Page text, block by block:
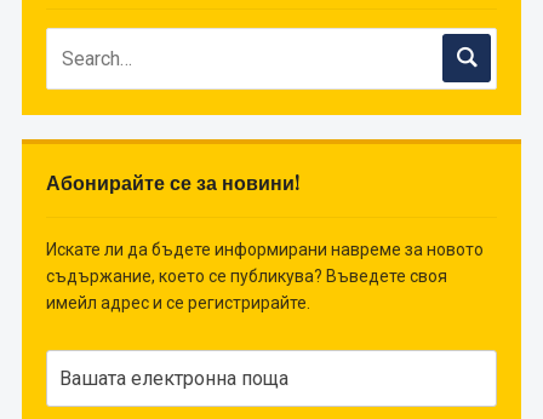
Абонирайте се за новини!
Искате ли да бъдете информирани навреме за новото
съдържание, което се публикува? Въведете своя
имейл адрес и се регистрирайте.